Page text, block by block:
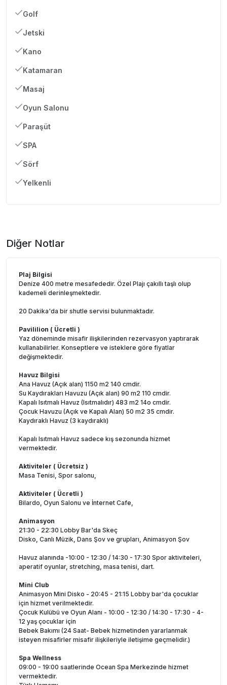
Golf
Jetski
Kano
Katamaran
Masaj
Oyun Salonu
Paraşüt
SPA
Sörf
Yelkenli
Diğer Notlar
Plaj Bilgisi
Denize 400 metre mesafededir. Özel Plajı çakıllı taşlı olup
kademeli derinleşmektedir.
20 Dakika'da bir shutle servisi bulunmaktadır.
Pavililion ( Ücretli )
Yaz döneminde misafir ilişkilerinden rezervasyon yaptırarak
kullanabilirler. Konseptlere ve isteklere göre fiyatlar
değişmektedir.
Havuz Bilgisi
Ana Havuz (Açık alan) 1150 m2 140 cmdir.
Su Kaydırakları Havuzu (Açık alan) 90 m2 110 cmdir.
Kapalı Isıtmalı Havuz (Isıtmalıdır) 483 m2 14o cmdir.
Çocuk Havuzu (Açık ve Kapalı Alan) 50 m2 35 cmdir.
Kaydıraklı Havuz (3 kaydıraklı)
Kapalı Isıtmalı Havuz sadece kış sezonunda hizmet
vermektedir.
Aktiviteler ( Ücretsiz )
Masa Tenisi, Spor salonu,
Aktiviteler ( Ücretli )
Bilardo, Oyun Salonu ve İnternet Cafe,
Animasyon
21:30 - 22:30 Lobby Bar'da Skeç
Disko, Canlı Müzik, Dans Şov ve grupları, Animasyon Şov
Havuz alanında -10:00 - 12:30 / 14:30 - 17:30 Spor aktiviteleri,
aperatif oyunlar, stretching, masa tenisi, dart.
Mini Club
Animasyon Mini Disko - 20:45 - 21:15 Lobby bar'da çocuklar
için hizmet verilmektedir.
Çocuk Kulübü ve Oyun Alanı - 10:00 - 12:30 / 14:30 - 17:30 - 4-
12 yaş çocuklar için
Bebek Bakımı (24 Saat- Bebek hizmetinden yararlanmak
isteyen misafirler misafir ilişkileriyle iletişime geçmelidir.)
Spa Wellness
09:00 - 19:00 saatlerinde Ocean Spa Merkezinde hizmet
vermektedir.